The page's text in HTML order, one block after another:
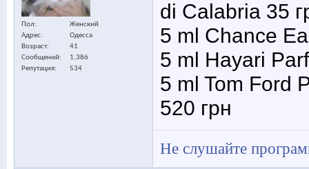
Пол
Женский
Адрес
Одесса
Возраст
41
Сообщений
1,386
Репутация
534
di Calabria 35
5 ml Chance
5 ml Hayari
5 ml Tom Ford
520 грн
Не слушайте